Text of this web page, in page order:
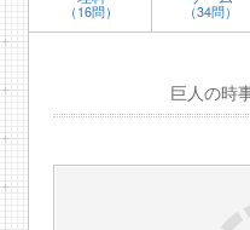
（16問） （34問）
巨人の時